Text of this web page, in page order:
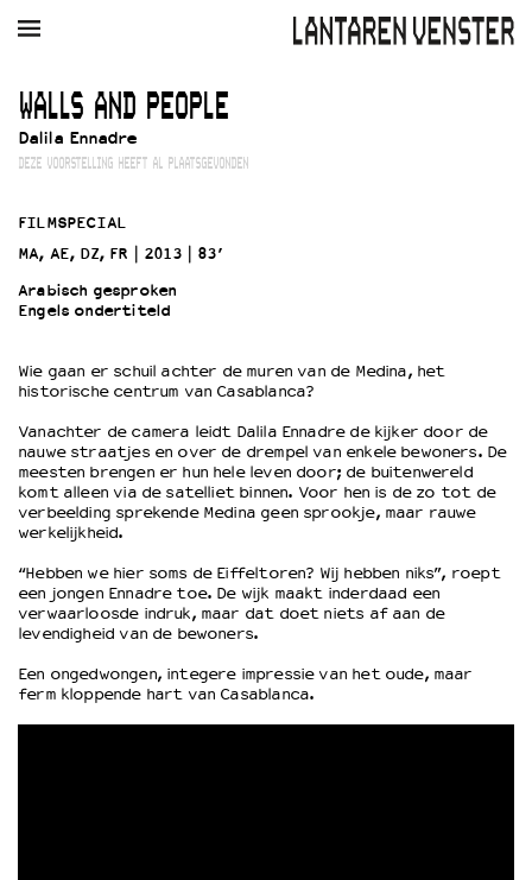
AGENDA FILM MUZIEK
Winkelmandje
Zoek
Openingstijden & contact
Bereikbaarheid
Kaartverkoop
EDUCATIE
Filmprogramma’s Primair Onderwijs
Filmprogramma’s VO/MBO
Speciale educatieprogramma’s
OVER LANTARENVENSTER
Wat we doen
Wie is wie
Word vriend
WALLS AND PEOPLE
Dalila Ennadre
DEZE VOORSTELLING HEEFT AL PLAATSGEVONDEN
FILMSPECIAL
MA, AE, DZ, FR
2013
83’
Arabisch gesproken
Engels ondertiteld
Wie gaan er schuil achter de muren van de Medina, het
historische centrum van Casablanca?
Vanachter de camera leidt Dalila Ennadre de kijker door de
nauwe straatjes en over de drempel van enkele bewoners. De
meesten brengen er hun hele leven door; de buitenwereld
komt alleen via de satelliet binnen. Voor hen is de zo tot de
verbeelding sprekende Medina geen sprookje, maar rauwe
werkelijkheid.
“Hebben we hier soms de Eiffeltoren? Wij hebben niks”, roept
een jongen Ennadre toe. De wijk maakt inderdaad een
verwaarloosde indruk, maar dat doet niets af aan de
levendigheid van de bewoners.
Een ongedwongen, integere impressie van het oude, maar
ferm kloppende hart van Casablanca.